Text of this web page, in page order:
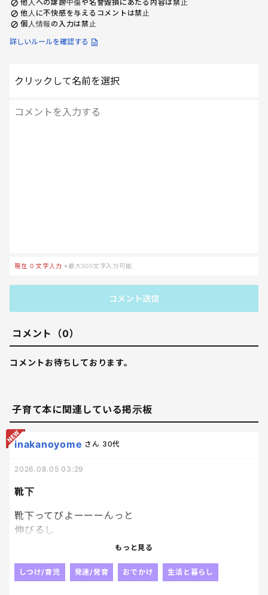
他人への誹謗中傷や名誉毀損にあたる内容は禁止
他人に不快感を与えるコメントは禁止
個人情報の入力は禁止
詳しいルールを確認する
クリックして名前を選択
現在 0 文字入力 ※最大500文字入力可能
コメント送信
コメント（0）
コメントお待ちしております。
子育て本に関連している掲示板
靴下
inakanoyome さん 30代
2026.08.05 03:29
靴下ってびよーーーんっと
伸びるし
気づきにくいんだけど、
もっと見る
しつけ/育児 発達/発育 おでかけ 生活と暮らし